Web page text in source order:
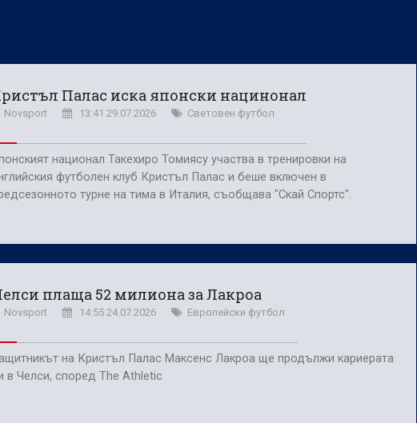
победа в efbet Лига
обяви най-скъпия трансфер в историята си
Палас иска японски нацинонал
Novsport 13:41 29.07.2026 Световен футбол
национал Такехиро Томиясу участва в тренировки на
футболен клуб Кристъл Палас и беше включен в
турне на тима в Италия, съобщава "Скай Спортс".
плаща 52 милиона за Лакроа
Novsport 14:55 24.07.2026 Европейски футбол
на Кристъл Палас Максенс Лакроа ще продължи кариерата
в Челси, според The Athletic